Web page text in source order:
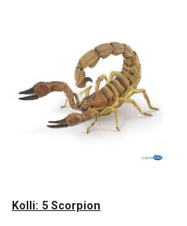
Kolli: 5 Scorpion